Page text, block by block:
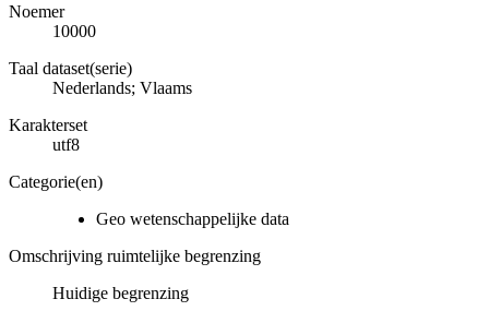
Noemer
10000
Taal dataset(serie)
Nederlands; Vlaams
Karakterset
utf8
Categorie(en)
Geo wetenschappelijke data
Omschrijving ruimtelijke begrenzing
Huidige begrenzing